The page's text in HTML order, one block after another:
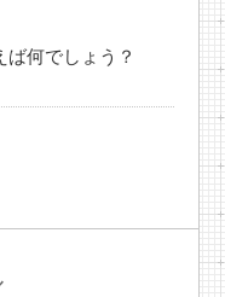
何でしょう？